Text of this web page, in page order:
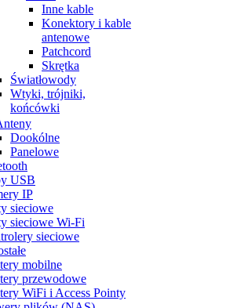
Inne kable
Konektory i kable
antenowe
Patchcord
Skrętka
Światłowody
Wtyki, trójniki,
końcówki
Dookólne
Panelowe
USB
IP
sieciowe
sieciowe Wi-Fi
sieciowe
mobilne
przewodowe
WiFi i Access Pointy